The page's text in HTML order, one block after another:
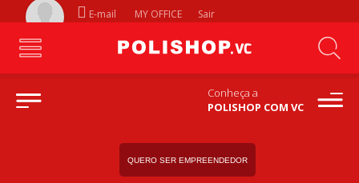
E-mail MY OFFICE Sair
Conheça a
POLISHOP COM VC
QUERO SER EMPREENDEDOR